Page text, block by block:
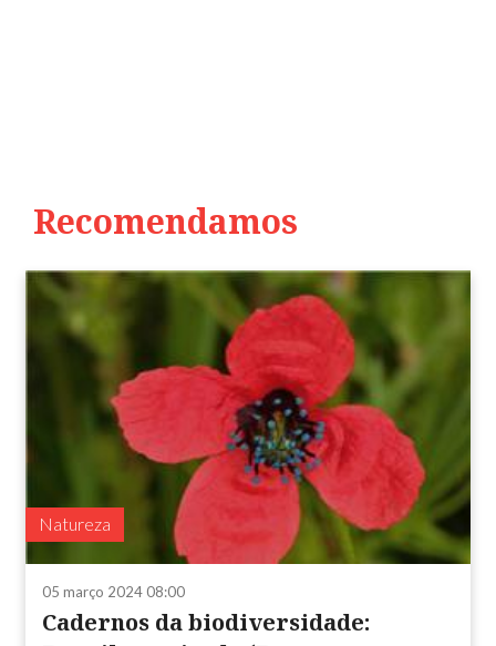
Recomendamos
Natureza
05 março 2024 08:00
Cadernos da biodiversidade: